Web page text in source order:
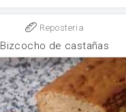
Reposteria
Bizcocho de castañas